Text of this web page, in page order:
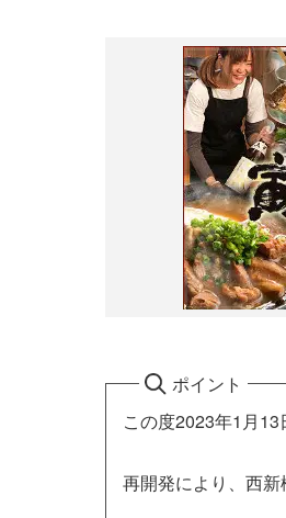
ポイント
この度2023年1月
再開発により、西